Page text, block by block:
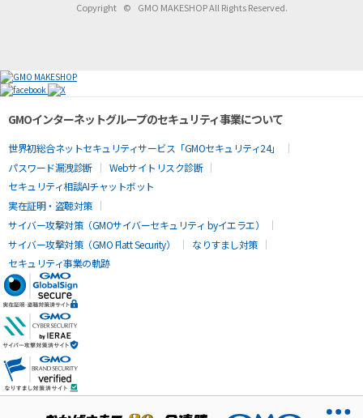
Copyright © GMO MAKESHOP All Rights Reserved.
GMOインターネットグループのセキュリティ事業について
世界初総合ネットセキュリティサービス「GMOセキュリティ24」
パスワード漏洩診断
Webサイトリスク診断
セキュリティ相談AIチャットボット
実在証明・盗聴対策
サイバー攻撃対策（GMOサイバーセキュリティ byイエラエ）
サイバー攻撃対策（GMO Flatt Security）
なりすまし対策
セキュリティ事業の軌跡